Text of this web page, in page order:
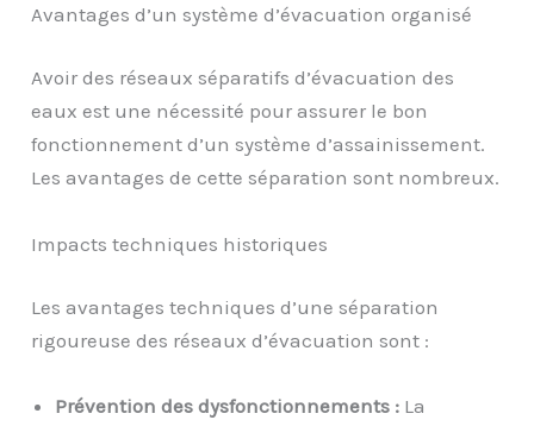
Avantages d’un système d’évacuation organisé
Avoir des réseaux séparatifs d’évacuation des
eaux est une nécessité pour assurer le bon
fonctionnement d’un système d’assainissement.
Les avantages de cette séparation sont nombreux.
Impacts techniques historiques
Les avantages techniques d’une séparation
rigoureuse des réseaux d’évacuation sont :
Prévention des dysfonctionnements : La